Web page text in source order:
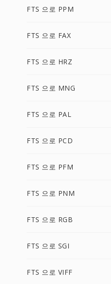
FTS 으로 PPM
FTS 으로 FAX
FTS 으로 HRZ
FTS 으로 MNG
FTS 으로 PAL
FTS 으로 PCD
FTS 으로 PFM
FTS 으로 PNM
FTS 으로 RGB
FTS 으로 SGI
FTS 으로 VIFF